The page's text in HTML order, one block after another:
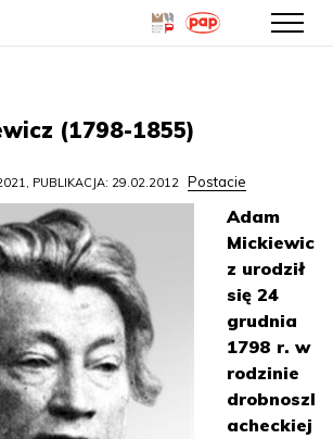
treści
(1798-1855)
PUBLIKACJA: 29.02.2012 Postacie
Adam
Mickiewic
z urodził
się 24
grudnia
1798 r. w
rodzinie
drobnoszl
acheckiej